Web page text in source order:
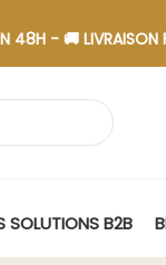
FRANCE -
SOLUTIONS B2B